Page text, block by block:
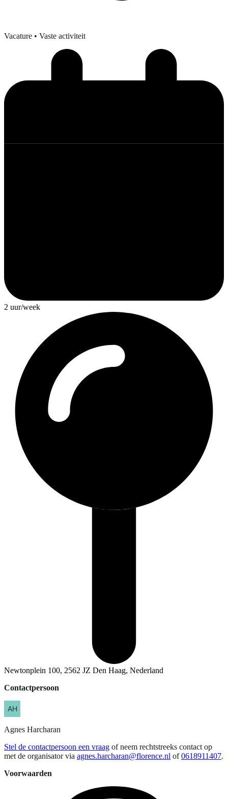
Vacature • Vaste activiteit
2 uur/week
Newtonplein 100, 2562 JZ Den Haag, Nederland
Contactpersoon
Agnes Harcharan
Stel de contactpersoon een vraag of neem rechtstreeks contact op
met de organisator via agnes.harcharan@florence.nl of 0618911407.
Voorwaarden